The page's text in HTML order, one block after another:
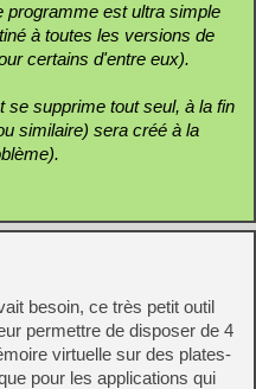
programme est ultra simple
à toutes les versions de
certains d'entre eux).
supprime tout seul, à la fin
similaire) sera créé à la
besoin, ce très petit outil
permettre de disposer de 4
virtuelle sur des plates-
pour les applications qui